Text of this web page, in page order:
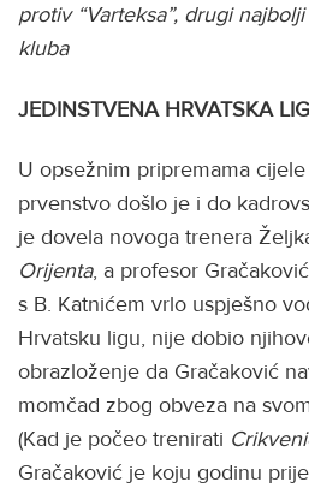
protiv “Varteksa”, drugi
kluba
JEDINSTVENA HRVATSKA
U opsežnim pripremama
prvenstvo došlo je i do
je dovela novoga trenera
Orijenta, a profesor
s B. Katnićem vrlo uspješno
Hrvatsku ligu, nije dobio
obrazloženje da Gračaković
momčad zbog obveza na
(Kad je počeo trenirati
Gračaković je koju godinu